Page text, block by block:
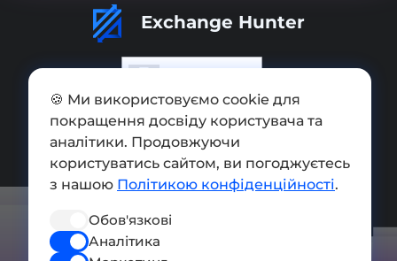
Exchange Hunter
Додати обмінник
Мапа сайту
Press kit
Умови використання
🍪 Ми використовуємо cookie для
покращення досвіду користувача та
аналітики. Продовжуючи
користуватись сайтом, ви погоджуєтесь
з нашою Політикою конфіденційності.
Обов'язкові
Аналітика